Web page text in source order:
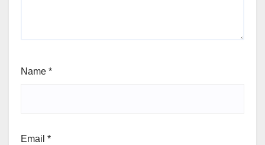
Name *
Email *